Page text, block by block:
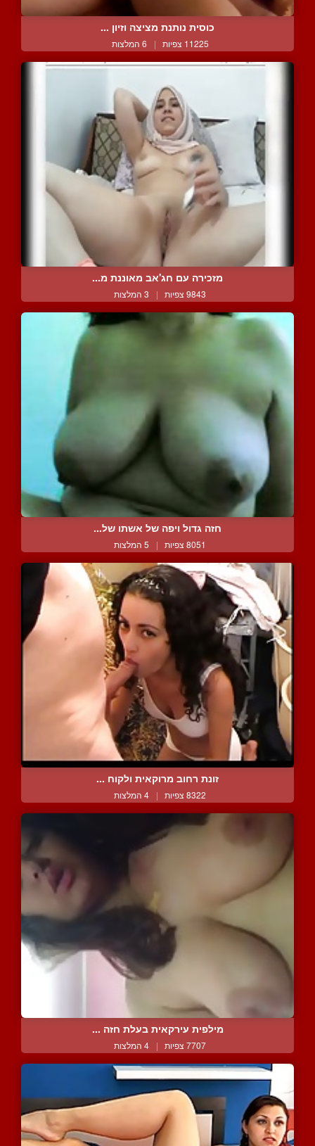
כוסית נותנת מציצה וזיון ...
11225 צפיות | 6 המלצות
מזכירה עם חג'אב מאוננת מ...
9843 צפיות | 3 המלצות
חזה גדול ויפה של אשתו של...
8051 צפיות | 5 המלצות
זונת רחוב מרוקאית ולקוח ...
8322 צפיות | 4 המלצות
מילפית עירקאית בעלת חזה ...
7707 צפיות | 4 המלצות